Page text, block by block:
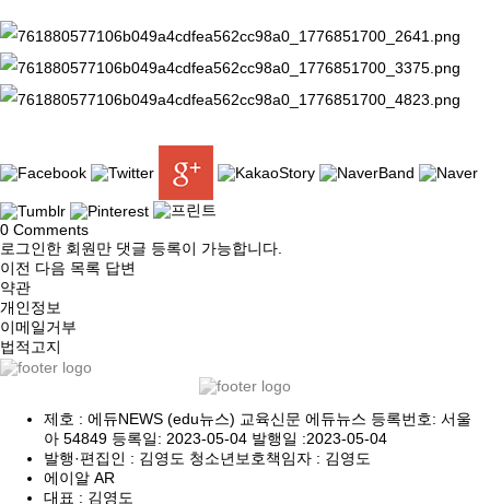
0 Comments
로그인한 회원만 댓글 등록이 가능합니다.
이전 다음 목록 답변
약관
개인정보
이메일거부
법적고지
제호 : 에듀NEWS (edu뉴스) 교육신문 에듀뉴스 등록번호: 서울
아 54849 등록일: 2023-05-04 발행일 :2023-05-04
발행·편집인 : 김영도 청소년보호책임자 : 김영도
에이알 AR
대표 : 김영도